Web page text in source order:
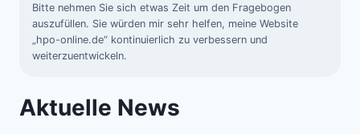
Bitte nehmen Sie sich etwas Zeit um den Fragebogen
auszufüllen. Sie würden mir sehr helfen, meine Website
„hpo-online.de“ kontinuierlich zu verbessern und
weiterzuentwickeln.
Aktuelle News